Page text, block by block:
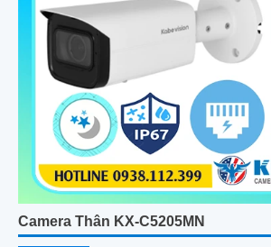
Camera Thân KX-C5205MN